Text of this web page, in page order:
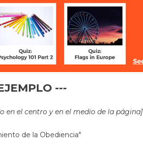
---
en el centro y en el medio de la página]
de la Obediencia"